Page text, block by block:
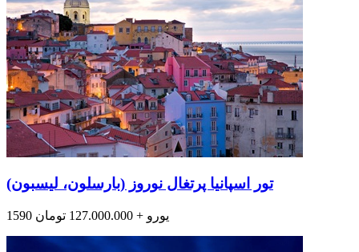
تور اسپانیا پرتغال نوروز (بارسلون، لیسبون)
1590 یورو + 127.000.000 تومان